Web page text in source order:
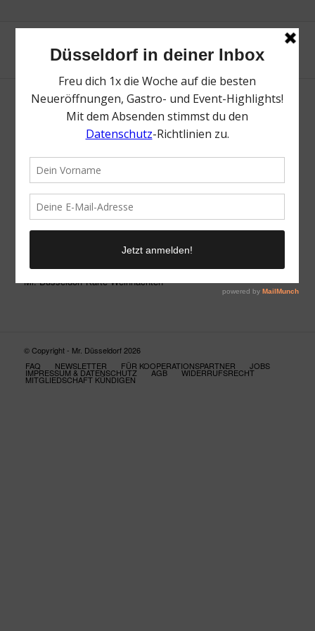
Mr. Düsseldorf Karte Weihnachten
© Copyright - Mr. Düsseldorf 2026
FAQ
NEWSLETTER FÜR KOOPERATIONSPARTNER JOBS
IMPRESSUM & DATENSCHUTZ AGB WIDERRUFSRECHT
MITGLIEDSCHAFT KÜNDIGEN